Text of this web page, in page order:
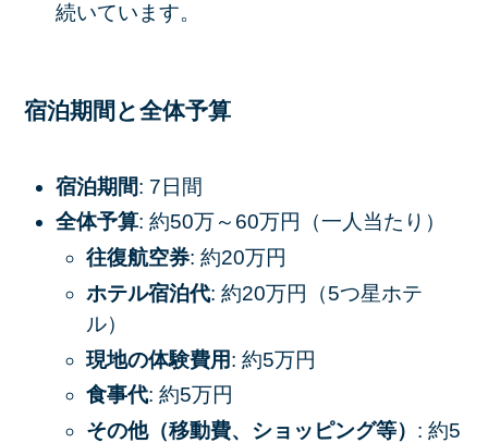
続いています。
宿泊期間と全体予算
宿泊期間: 7日間
全体予算: 約50万～60万円（一人当たり）
往復航空券: 約20万円
ホテル宿泊代: 約20万円（5つ星ホテ
ル）
現地の体験費用: 約5万円
食事代: 約5万円
その他（移動費、ショッピング等） : 約5